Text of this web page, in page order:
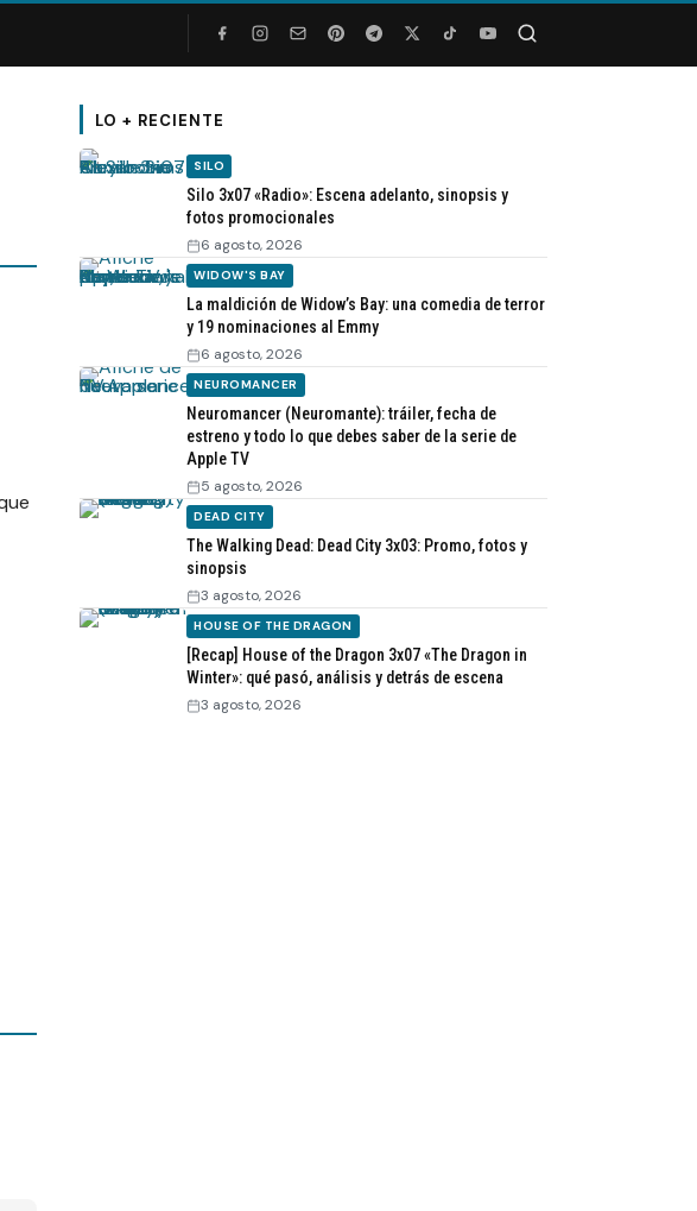
LO + RECIENTE
SILO
Silo 3x07 «Radio»: Escena adelanto, sinopsis y
fotos promocionales
6 agosto, 2026
WIDOW'S BAY
La maldición de Widow’s Bay: una comedia de terror
y 19 nominaciones al Emmy
6 agosto, 2026
NEUROMANCER
Neuromancer (Neuromante): tráiler, fecha de
estreno y todo lo que debes saber de la serie de
Apple TV
5 agosto, 2026
DEAD CITY
The Walking Dead: Dead City 3x03: Promo, fotos y
sinopsis
3 agosto, 2026
HOUSE OF THE DRAGON
[Recap] House of the Dragon 3x07 «The Dragon in
Winter»: qué pasó, análisis y detrás de escena
3 agosto, 2026